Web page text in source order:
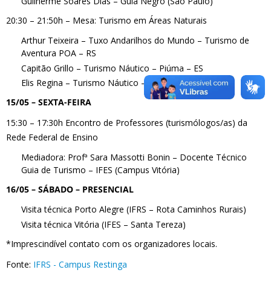
20:30 – 21:50h – Mesa: Turismo em Áreas Naturais
Arthur Teixeira – Tuxo Andarilhos do Mundo – Turismo de
Aventura POA – RS
Capitão Grillo – Turismo Náutico – Piúma – ES
Elis Regina – Turismo Náutico – Vitória – ES
15/05 – SEXTA-FEIRA
15:30 – 17:30h Encontro de Professores (turismólogos/as) da
Rede Federal de Ensino
Mediadora: Profª Sara Massotti Bonin – Docente Técnico
Guia de Turismo – IFES (Campus Vitória)
16/05 – SÁBADO – PRESENCIAL
Visita técnica Porto Alegre (IFRS – Rota Caminhos Rurais)
Visita técnica Vitória (IFES – Santa Tereza)
*Imprescindível contato com os organizadores locais.
Fonte: IFRS - Campus Restinga